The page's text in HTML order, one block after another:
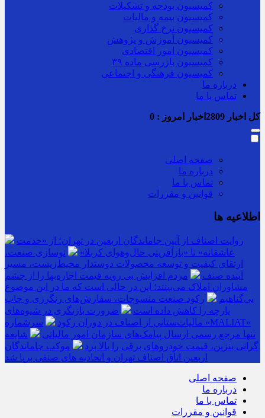
کمیسیون بودجه و تشکیلات
کمیسیون بیمه و مالیات
کمیسیون نرخ گذاری
کمیسیون آموزش و پژوهش
کمیسیون امور اقتصادی
کمیسیون بازرسی ماده ۳۹
کمیسیون فرهنگی و اجتماعی
درباره ما
تماس با ما
کل اخبار اخبار امروز : 0
صفحه اصلی
درباره ما
تماس با ما
قوانین و مقررات
اطلاعیه ها
روایت اصناف از آیین جاماندگان اربعین در تهران؛ از «خدمت
عاشقانه» تا «بازآفرینی حال‌وهوای کربلا»
نوسازی صنعت،
ارتقای کیفیت و توسعه محصولات دوستدار محیط‌زیست، مسیر
آینده صنف
مردم افزایش بی رویه قیمت اجاره‌بها را از چشم
مشاوران املاک می‌بینند؛ این در حالی است که ما در این موضوع
بی‌گناهیم
رکود صنعت منسوجات، سفارش‌های رنگرزی و چاپ
پارچه را کاهش داده است
ضرورت بازنگری در شیوه‌های
مالیات‌ستانی از اصناف در دوران رکود
سرشماره «MALIAT»
تنها مرجع رسمی ارسال پیامک‌های سازمان امور مالیاتی
شایعه
گرانی بنزین، قیمت خودروهای برقی را بالا برد
موکب جاماندگان
اربعین اتاق اصناف تهران و اتحادیه های صنفی برپا شد
صفحه اصلی
درباره ما
تماس با ما
قوانین و مقررات